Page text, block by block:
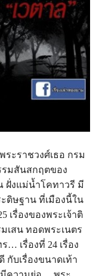
ะราชวงศ์เธอ กรม
มสันสกฤตของ
ฝั่งแม่น้ำโคทาวรี มี
ดิษฐาน ที่เมืองนี้ใน
เรื่องของพระเจ้าติ
เสน ทอดพระเนตร
… เรื่องที่ 24 เรื่อง
บเรื่องขนาดเท้า